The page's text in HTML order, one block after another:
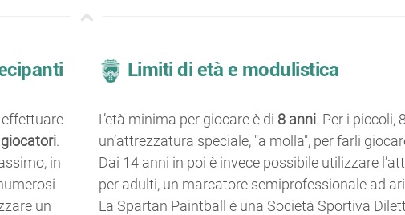
.
in
un
Limiti di età e modulistica
L’età minima per giocare è di 8 anni. Per i piccoli,
un’attrezzatura speciale, "a molla", per farli
Dai 14 anni in poi è invece possibile utilizzare
per adulti, un marcatore semiprofessionale ad
La Spartan Paintball è una Società Sportiva